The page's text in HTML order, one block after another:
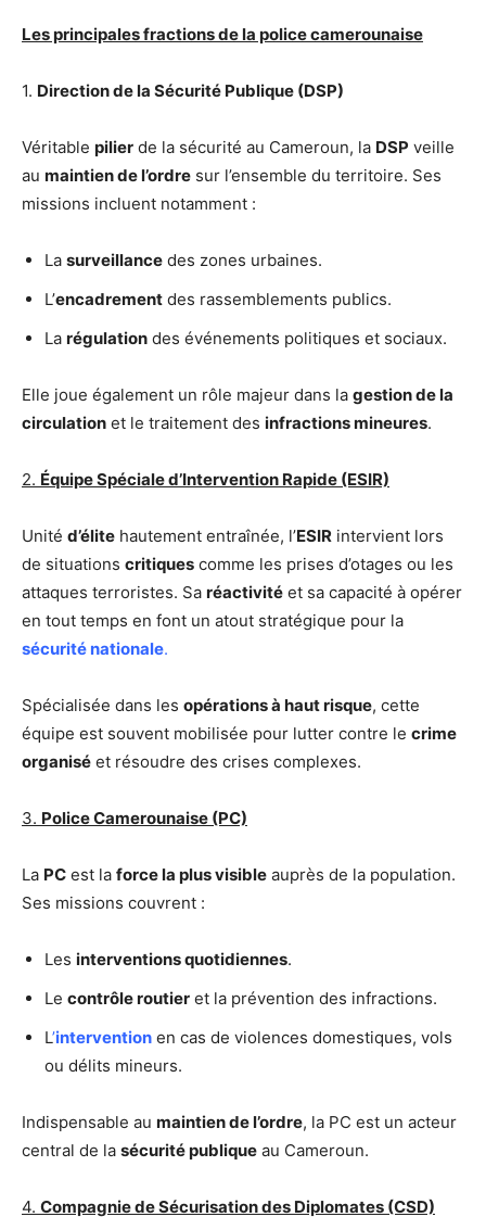
Les principales fractions de la police camerounaise
1. Direction de la Sécurité Publique (DSP)
Véritable pilier de la sécurité au Cameroun, la DSP veille
au maintien de l’ordre sur l’ensemble du territoire. Ses
missions incluent notamment :
La surveillance des zones urbaines.
L’encadrement des rassemblements publics.
La régulation des événements politiques et sociaux.
Elle joue également un rôle majeur dans la gestion de la
circulation et le traitement des infractions mineures.
2. Équipe Spéciale d’Intervention Rapide (ESIR)
Unité d’élite hautement entraînée, l’ESIR intervient lors
de situations critiques comme les prises d’otages ou les
attaques terroristes. Sa réactivité et sa capacité à opérer
en tout temps en font un atout stratégique pour la
sécurité nationale.
Spécialisée dans les opérations à haut risque, cette
équipe est souvent mobilisée pour lutter contre le crime
organisé et résoudre des crises complexes.
3. Police Camerounaise (PC)
La PC est la force la plus visible auprès de la population.
Ses missions couvrent :
Les interventions quotidiennes.
Le contrôle routier et la prévention des infractions.
L’intervention en cas de violences domestiques, vols
ou délits mineurs.
Indispensable au maintien de l’ordre, la PC est un acteur
central de la sécurité publique au Cameroun.
4. Compagnie de Sécurisation des Diplomates (CSD)